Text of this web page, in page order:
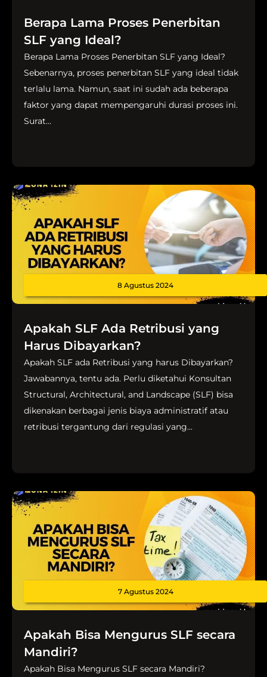
Berapa Lama Proses Penerbitan
SLF yang Ideal?
Berapa Lama Proses Penerbitan SLF yang Ideal?
Sebenarnya, proses penerbitan SLF yang ideal tidak
terlalu lama. Namun, saat ini sudah ada beberapa
faktor yang dapat mempengaruhi durasi proses ini.
Surat...
8 Agustus 2024
Apakah SLF Ada Retribusi yang
Harus Dibayarkan?
Apakah SLF ada Retribusi yang harus Dibayarkan?
Jawabannya, tentu ada. Perlu diketahui Konsultan
Structural, Architectural, and Landscape (SLF) bisa
dikenakan berbagai jenis biaya administratif atau
retribusi tergantung dari regulasi yang...
7 Agustus 2024
Apakah Bisa Mengurus SLF secara
Mandiri?
Apakah Bisa Mengurus SLF secara Mandiri?